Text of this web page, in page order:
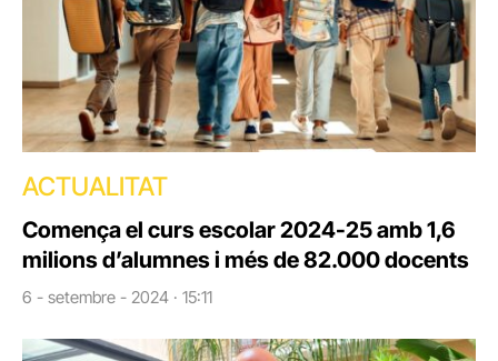
ACTUALITAT
Comença el curs escolar 2024-25 amb 1,6
milions d’alumnes i més de 82.000 docents
6 - setembre - 2024 · 15:11